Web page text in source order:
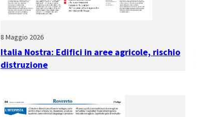
8 Maggio 2026
Italia Nostra: Edifici in aree agricole, rischio
distruzione